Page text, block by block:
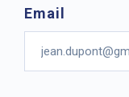
Email